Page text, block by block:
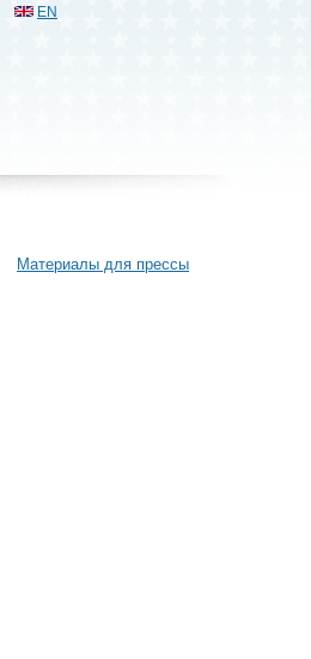
EN
Материалы для прессы